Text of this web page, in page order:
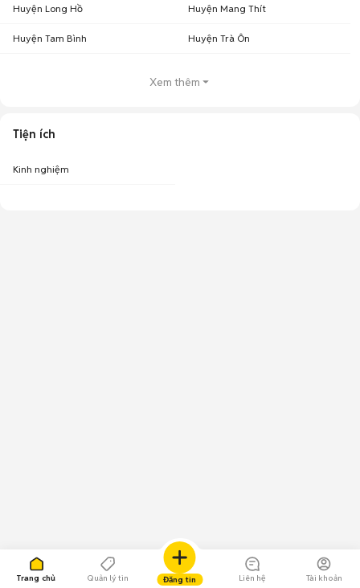
Trang chủ Quản lý tin Đăng tin Liên hệ Tài khoản
Huyện Long Hồ Huyện Mang Thít
Huyện Tam Bình Huyện Trà Ôn
Xem thêm
Tiện ích
Kinh nghiệm